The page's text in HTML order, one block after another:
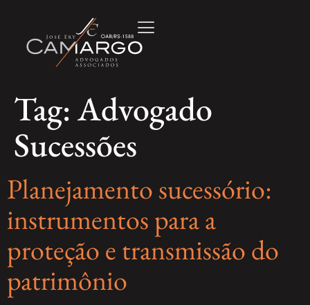
Tag:Advogado
Sucessões
Planejamento sucessório:
instrumentos para a
proteção e transmissão do
patrimônio